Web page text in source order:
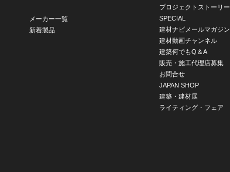
メーカー一覧
新着製品
プロジェクトストーリー
SPECIAL
建材ナビメールマガジン
建材動画チャンネル
建築何でもQ＆A
販売・施工代理店募集
お問合せ
JAPAN SHOP
建築・建材展
ライティング・フェア